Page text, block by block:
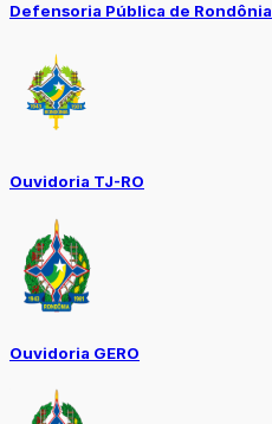
Defensoria Pública de Rondônia
Ouvidoria TJ-RO
Ouvidoria GERO